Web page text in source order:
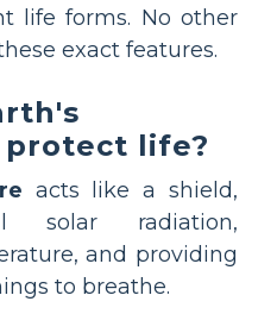
life forms. No other
exact features.
life?
acts like a shield,
solar radiation,
and providing
to breathe.